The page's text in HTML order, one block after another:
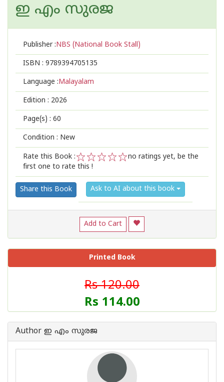
ഇ എം സുരജ
Publisher :NBS (National Book Stall)
ISBN : 9789394705135
Language :Malayalam
Edition : 2026
Page(s) : 60
Condition : New
Rate this Book :
2
1
no ratings yet, be the
first one to rate this !
Share this Book Ask to AI about this book
Add to Cart
Printed Book
Rs 120.00
Rs 114.00
Author ഇ എം സുരജ